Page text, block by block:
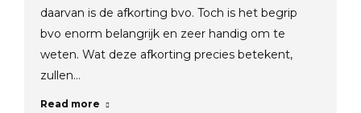
daarvan is de afkorting bvo. Toch is het begrip
bvo enorm belangrijk en zeer handig om te
weten. Wat deze afkorting precies betekent,
zullen…
Read more